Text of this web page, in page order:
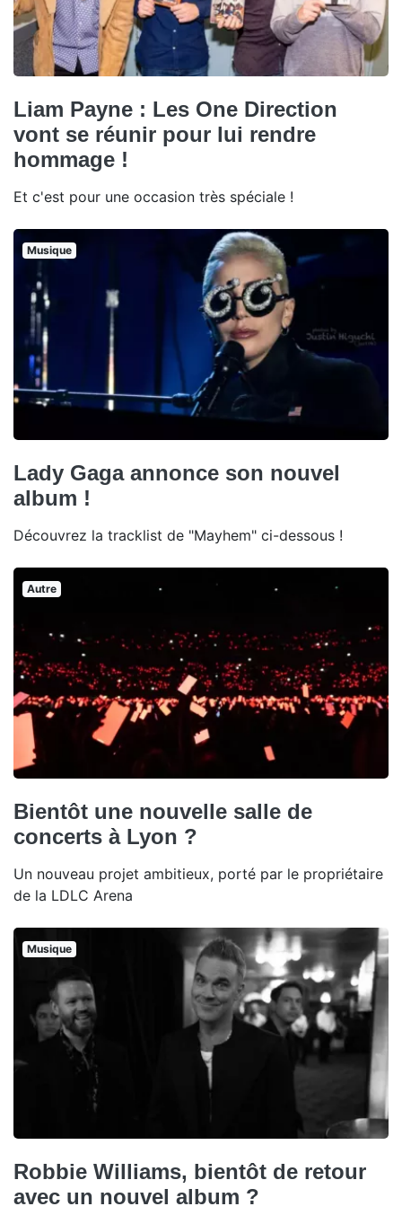
Liam Payne : Les One Direction
vont se réunir pour lui rendre
hommage !
Et c'est pour une occasion très spéciale !
Musique
Lady Gaga annonce son nouvel
album !
Découvrez la tracklist de "Mayhem" ci-dessous !
Autre
Bientôt une nouvelle salle de
concerts à Lyon ?
Un nouveau projet ambitieux, porté par le propriétaire
de la LDLC Arena
Musique
Robbie Williams, bientôt de retour
avec un nouvel album ?